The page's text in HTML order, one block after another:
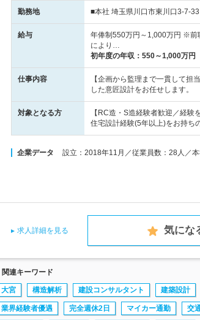
勤務地 ■本社 埼玉県川口市東川口3-7-
給与
年俸制550万円～1,000万円 ※前
により…
初年度の年収： 550～1,000万円
仕事内容
【企画から監理まで一貫して担
した意匠設計をお任せします。
対象となる方
【RC造・S造経験者歓迎／経
住宅設計経験(5年以上)をお持ち
企業データ 設立：2018年11月／従業員数：28人／
求人詳細を見る 気にな
関連キーワード
大宮 構造解析 建設コンサルタント 建築設計
業界経験者優遇 完全週休2日 マイカー通勤 交